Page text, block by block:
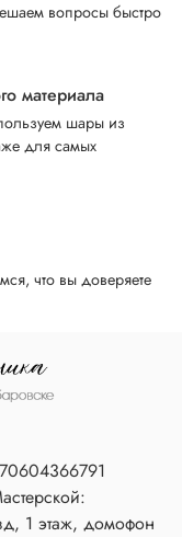
вопросы быстро
материала
шары из
для самых
что вы доверяете
1 этаж, домофон